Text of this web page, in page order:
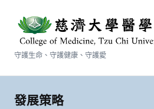
守護生命、守護健康、守護愛
發展策略